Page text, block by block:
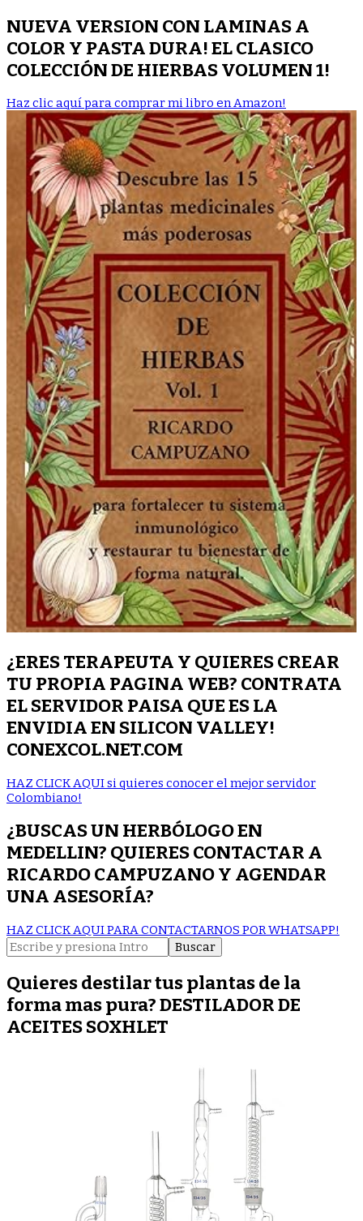
NUEVA VERSION CON LAMINAS A
COLOR Y PASTA DURA! EL CLASICO
COLECCIÓN DE HIERBAS VOLUMEN 1!
Haz clic aquí para comprar mi libro en Amazon!
¿ERES TERAPEUTA Y QUIERES CREAR
TU PROPIA PAGINA WEB? CONTRATA
EL SERVIDOR PAISA QUE ES LA
ENVIDIA EN SILICON VALLEY!
CONEXCOL.NET.COM
HAZ CLICK AQUI si quieres conocer el mejor servidor
Colombiano!
¿BUSCAS UN HERBÓLOGO EN
MEDELLIN? QUIERES CONTACTAR A
RICARDO CAMPUZANO Y AGENDAR
UNA ASESORÍA?
HAZ CLICK AQUI PARA CONTACTARNOS POR WHATSAPP!
Buscar:
Quieres destilar tus plantas de la
forma mas pura? DESTILADOR DE
ACEITES SOXHLET